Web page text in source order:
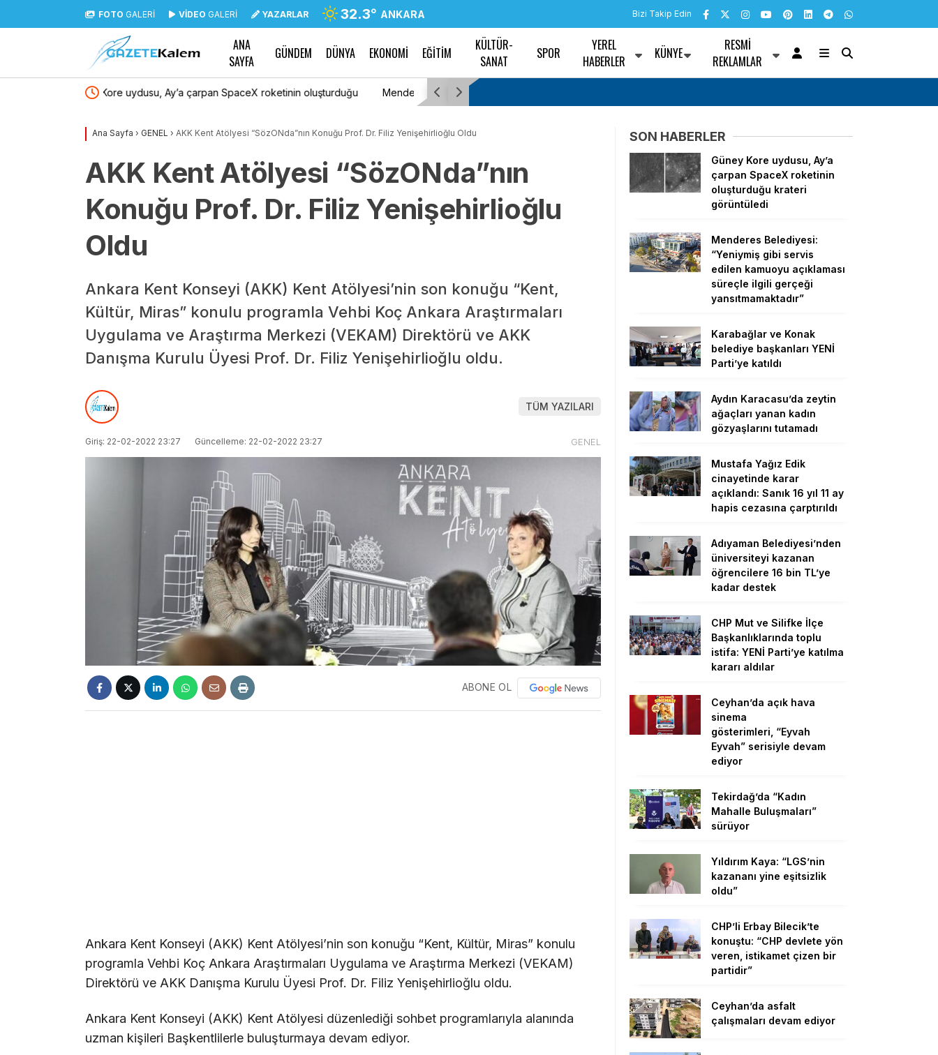
FOTO GALERİ VİDEO GALERİ YAZARLAR 32.3° ANKARA Bizi Takip Edin
ANA
SAYFA
GÜNDEM DÜNYA EKONOMİ EĞİTİM
KÜLTÜR-
SANAT
SPOR
YEREL
HABERLER
KÜNYE
RESMI
REKLAMLAR
Menderes Belediyesi: “Yeniymiş gibi servis edilen kamuoyu Karabağlar ve Konak belediye başkanları YENİ Parti’ye katıldı
Ana Sayfa › GENEL › AKK Kent Atölyesi “SözONda”nın Konuğu Prof. Dr. Filiz Yenişehirlioğlu Oldu
AKK Kent Atölyesi “SözONda”nın
Konuğu Prof. Dr. Filiz Yenişehirlioğlu
Oldu
Ankara Kent Konseyi (AKK) Kent Atölyesi’nin son konuğu “Kent,
Kültür, Miras” konulu programla Vehbi Koç Ankara Araştırmaları
Uygulama ve Araştırma Merkezi (VEKAM) Direktörü ve AKK
Danışma Kurulu Üyesi Prof. Dr. Filiz Yenişehirlioğlu oldu.
TÜM YAZILARI
Giriş: 22-02-2022 23:27 Güncelleme: 22-02-2022 23:27 GENEL
ABONE OL
Ankara Kent Konseyi (AKK) Kent Atölyesi’nin son konuğu “Kent, Kültür, Miras” konulu
programla Vehbi Koç Ankara Araştırmaları Uygulama ve Araştırma Merkezi (VEKAM)
Direktörü ve AKK Danışma Kurulu Üyesi Prof. Dr. Filiz Yenişehirlioğlu oldu.
Ankara Kent Konseyi (AKK) Kent Atölyesi düzenlediği sohbet programlarıyla alanında
uzman kişileri Başkentlilerle buluşturmaya devam ediyor.
SON HABERLER
Güney Kore uydusu, Ay’a
çarpan SpaceX roketinin
oluşturduğu krateri
görüntüledi
Menderes Belediyesi:
“Yeniymiş gibi servis
edilen kamuoyu açıklaması
süreçle ilgili gerçeği
yansıtmamaktadır”
Karabağlar ve Konak
belediye başkanları YENİ
Parti’ye katıldı
Aydın Karacasu’da zeytin
ağaçları yanan kadın
gözyaşlarını tutamadı
Mustafa Yağız Edik
cinayetinde karar
açıklandı: Sanık 16 yıl 11 ay
hapis cezasına çarptırıldı
Adıyaman Belediyesi’nden
üniversiteyi kazanan
öğrencilere 16 bin TL’ye
kadar destek
CHP Mut ve Silifke İlçe
Başkanlıklarında toplu
istifa: YENİ Parti’ye katılma
kararı aldılar
Ceyhan’da açık hava
sinema
gösterimleri, “Eyvah
Eyvah” serisiyle devam
ediyor
Tekirdağ’da “Kadın
Mahalle Buluşmaları”
sürüyor
Yıldırım Kaya: “LGS’nin
kazananı yine eşitsizlik
oldu”
CHP’li Erbay Bilecik’te
konuştu: “CHP devlete yön
veren, istikamet çizen bir
partidir”
Ceyhan’da asfalt
çalışmaları devam ediyor